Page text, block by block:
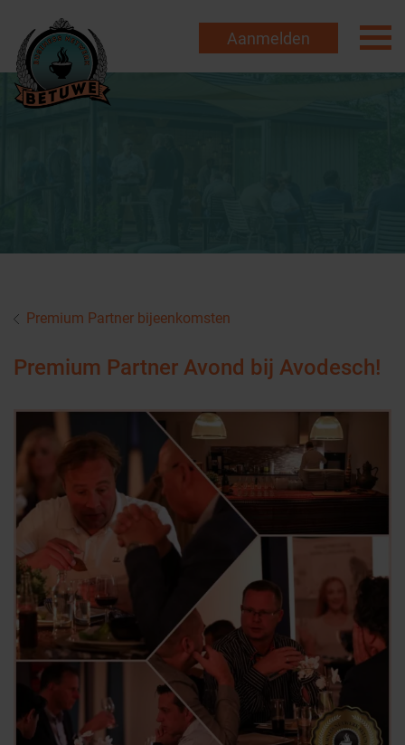
Aanmelden
Premium Partner bijeenkomsten
Premium Partner Avond bij Avodesch!